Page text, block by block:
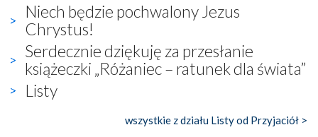
Niech będzie pochwalony Jezus
Chrystus!
Serdecznie dziękuję za przesłanie
książeczki „Różaniec – ratunek dla świata”
Listy
wszystkie z działu Listy od Przyjaciół >